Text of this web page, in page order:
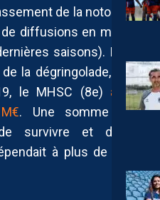
de la notoriété
diffusions en match
saisons). Pour
la dégringolade, lors
le MHSC (8e) avait
. Une somme qui
survivre et d’être
à plus de